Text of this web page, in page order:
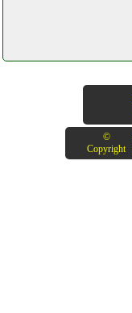
©
Copyright